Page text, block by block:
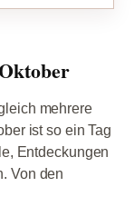
mehrere
ist so ein Tag
Entdeckungen
Von den